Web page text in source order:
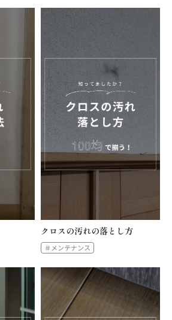
クロスの汚れの落とし方
＃メンテナンス